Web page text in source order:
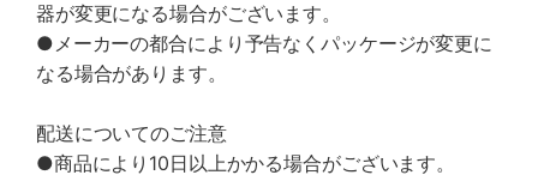
器が変更になる場合がございます。
●メーカーの都合により予告なくパッケージが変更に
なる場合があります。
配送についてのご注意
●商品により10日以上かかる場合がございます。